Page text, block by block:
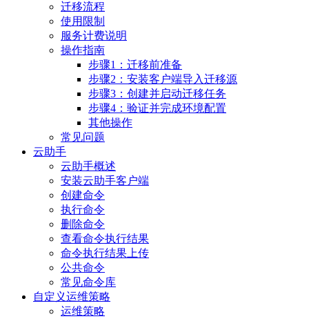
迁移流程
使用限制
服务计费说明
操作指南
步骤1：迁移前准备
步骤2：安装客户端导入迁移源
步骤3：创建并启动迁移任务
步骤4：验证并完成环境配置
其他操作
常见问题
云助手
云助手概述
安装云助手客户端
创建命令
执行命令
删除命令
查看命令执行结果
命令执行结果上传
公共命令
常见命令库
自定义运维策略
运维策略